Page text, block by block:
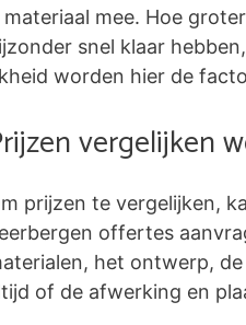
mee. Hoe
snel klaar
worden hier de
vergelijken
prijzen te vergelijken,
offertes
het ontwerp,
of de afwerking en